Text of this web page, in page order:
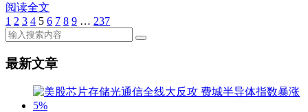
大
阶
季
面
阅读全文
文
章
分
第
1 页
第
2 页
第
3页第
4页第
5页第
6页第
7页第
8页第
9页… 第
237页
最新文章